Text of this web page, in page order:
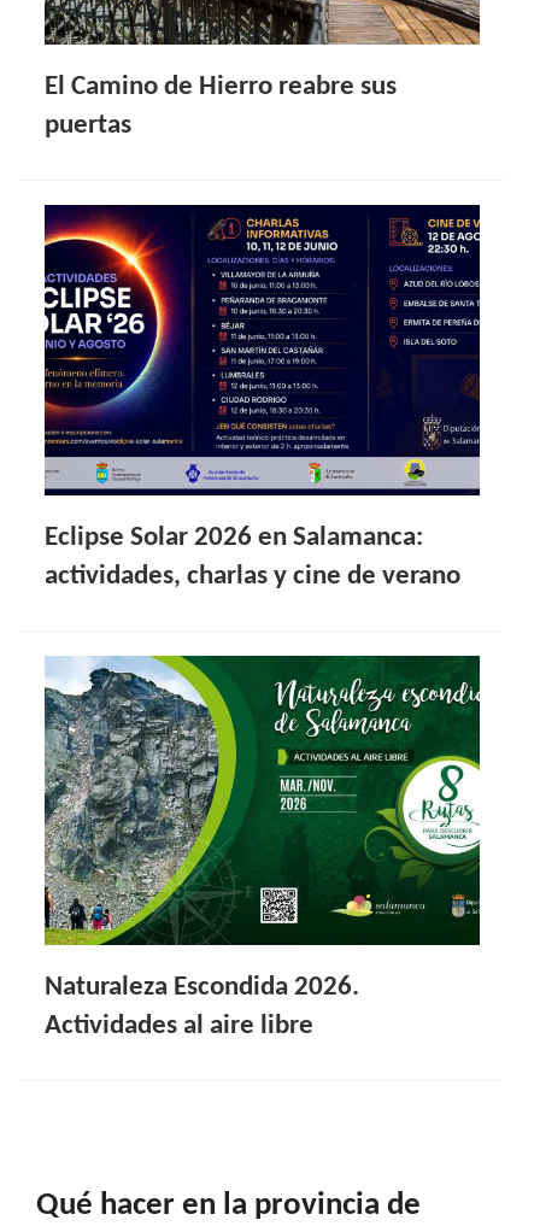
El Camino de Hierro reabre sus
puertas
Eclipse Solar 2026 en Salamanca:
actividades, charlas y cine de verano
Naturaleza Escondida 2026.
Actividades al aire libre
Qué hacer en la provincia de